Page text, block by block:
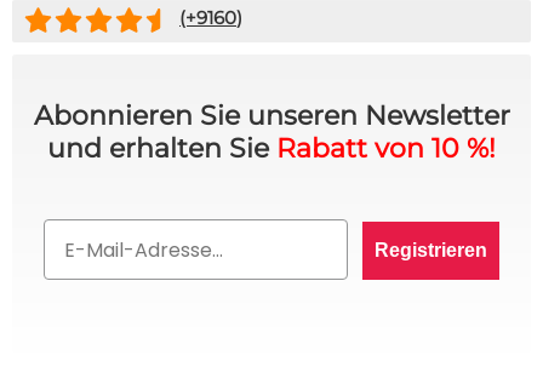
(+9160)
Abonnieren Sie unseren Newsletter
und erhalten Sie Rabatt von 10 %!
Registrieren
10% RABATT AUF IHRE
BESTELLUNG? 👀
Melden Sie sich für den VIP-Club an und bleiben
Sie auf dem Laufenden über alle Werbeaktionen,